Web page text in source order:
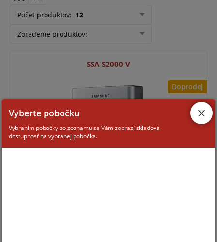
Počet produktov: 12
Zoradenie produktov:
Doprodej
SSA-S2000-V
Vyberte pobočku
Vybraním pobočky zo zoznamu sa Vám zobrazí skladová
dostupnosť na vybranej pobočke.